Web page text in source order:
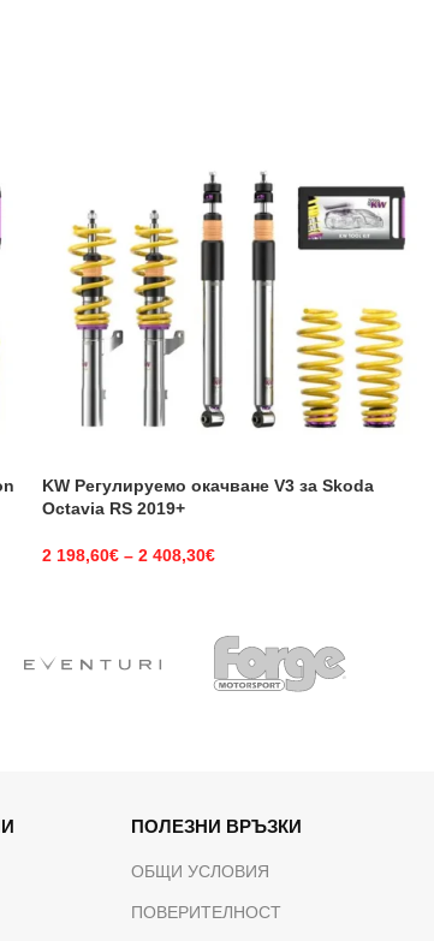
KW Регулируемо окачване V3 за Skoda
Octavia RS 2019+
2 198,60€ – 2 408,30€
ПОЛЕЗНИ ВРЪЗКИ
ОБЩИ УСЛОВИЯ
ПОВЕРИТЕЛНОСТ